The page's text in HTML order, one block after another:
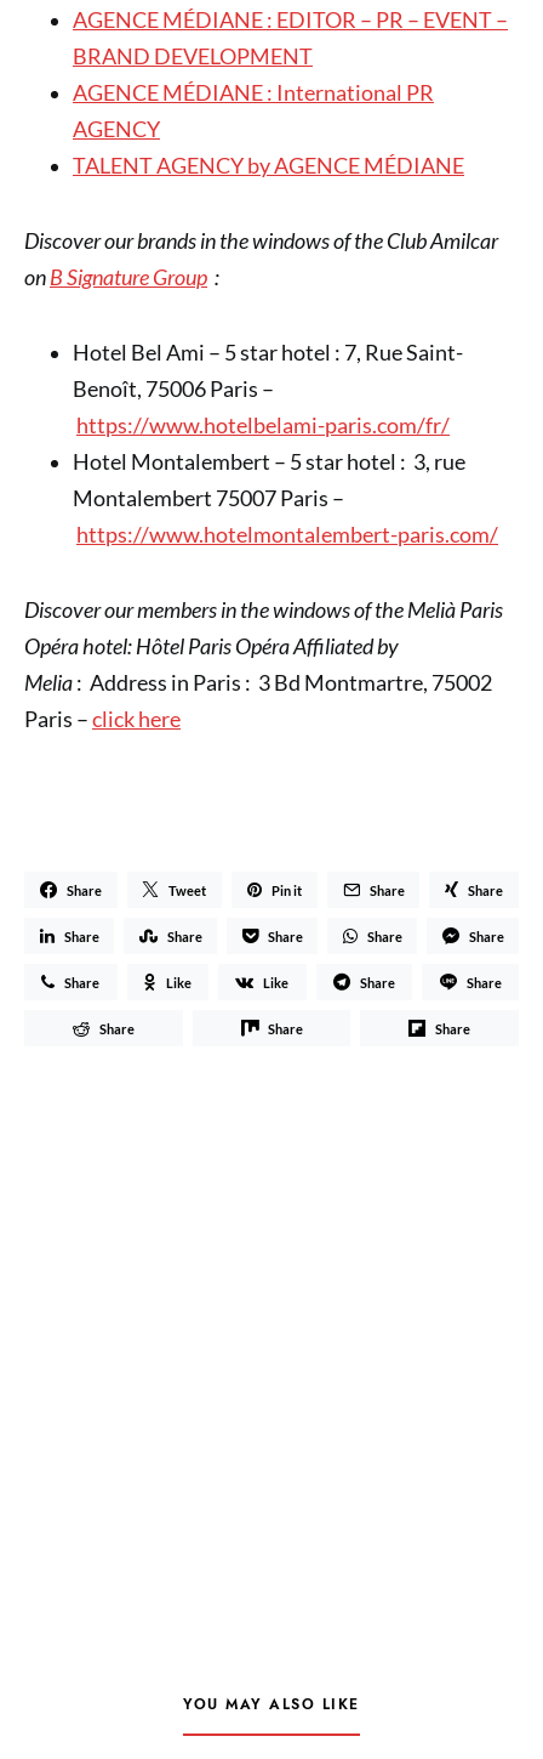
AGENCE MÉDIANE : EDITOR – PR – EVENT –
BRAND DEVELOPMENT
AGENCE MÉDIANE : International PR
AGENCY
TALENT AGENCY by AGENCE MÉDIANE
Discover our brands in the windows of the Club Amilcar
onB Signature Group :
Hotel Bel Ami – 5 star hotel : 7, Rue Saint-
Benoît, 75006 Paris –
https://www.hotelbelami-paris.com/fr/
Hotel Montalembert – 5 star hotel : 3, rue
Montalembert 75007 Paris –
https://www.hotelmontalembert-paris.com/
Discover our members in the windows of the Melià Paris
Opéra hotel: Hôtel Paris Opéra Affiliated by
Melia: Address in Paris : 3 Bd Montmartre, 75002
Paris –click here
Share Tweet Pin it Share Share
Share Share Share Share Share
Share Like Like Share Share
Share Share Share
YOU MAY ALSO LIKE